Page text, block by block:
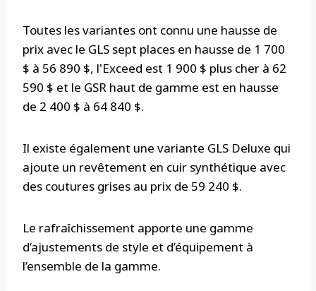
Toutes les variantes ont connu une hausse de
prix avec le GLS sept places en hausse de 1 700
$ à 56 890 $, l'Exceed est 1 900 $ plus cher à 62
590 $ et le GSR haut de gamme est en hausse
de 2 400 $ à 64 840 $.
Il existe également une variante GLS Deluxe qui
ajoute un revêtement en cuir synthétique avec
des coutures grises au prix de 59 240 $.
Le rafraîchissement apporte une gamme
d’ajustements de style et d’équipement à
l’ensemble de la gamme.